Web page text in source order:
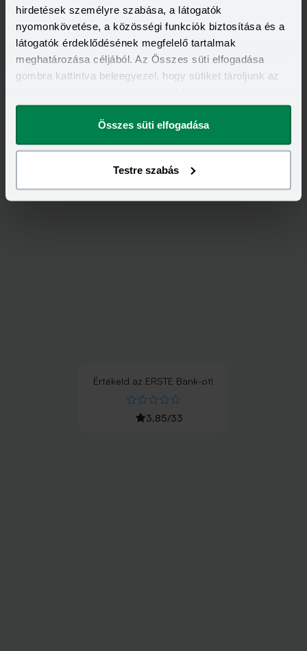
hirdetések személyre szabása, a látogatók
nyomonkövetése, a közösségi funkciók biztosítása és a
látogatók érdeklődésének megfelelő tartalmak
meghatározása céljából. Az Összes süti elfogadása
gombra kattintva beleegyezel, hogy sütiket tároljunk az
megváltoztathatod.
Összes süti elfogadása
Testre szabás
12,94 - 21,60% 9,79 - 18,99%
Minimum életkor:
Minimum munkaviszony:
Minimum jövedelem:
214 000 Ft
Értékeld az ERSTE Bank-ot!
3,85/33